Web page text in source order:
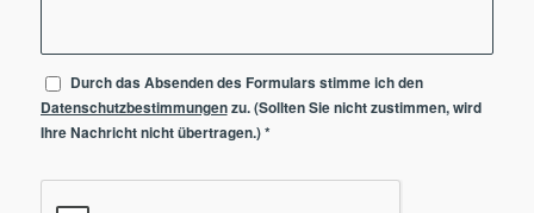
Durch das Absenden des Formulars stimme ich den
Datenschutzbestimmungenzu. (Sollten Sie nicht zustimmen, wird
Ihre Nachricht nicht übertragen.)*